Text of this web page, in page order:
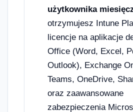
użytkownika
otrzymujesz Intune
licencje na aplikacje
Office (Word, Excel,
Outlook), Exchange
Teams, OneDrive,
oraz zaawansowane
zabezpieczenia